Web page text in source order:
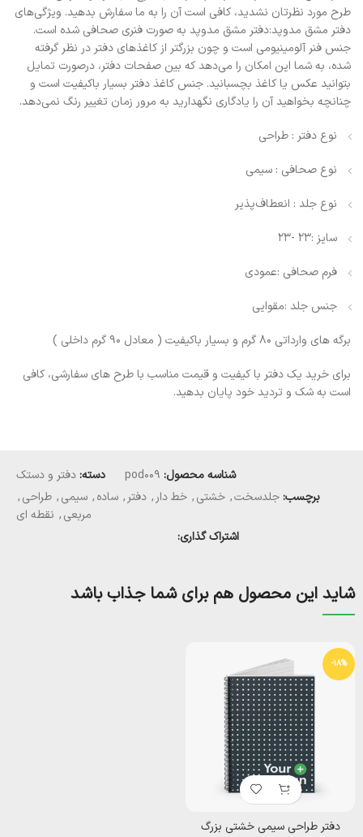
طرح مورد نظرتان نشدید، کافی است آن را به ما سفارش بدهید. ویژگی‌های
دفتر مشق مدوپد:دفتر مشق مدوپد به صورت فنری صحافی شده است.
جنس فنر آلومینیومی است و چون بزرگتر از کاغذهای دفتر در نظر گرفته
شده، به شما این امکان را می‌دهد که بین صفحات دفتر، درصورت تمایل
بتوانید عکس یا کاغذ بچسبانید. جنس کاغذ دفتر بسیار باکیفیت است و
چنانچه بخواهید آن را یادگاری نگهدارید به مرور زمان تغییر رنگ نمی‌دهد.
نوع دفتر : طراحی
نوع صحافی : سیمی
نوع جلد : انعطاف‌پذیر
سایز :23 -23
فرم صحافی :عمودی
جنس جلد :مقوایی
برگه های وارداتی 80 گرم و بسیار باکیفیت ( معادل 90 گرم داخلی )
برای خرید یک دفتر با کیفیت و قیمت مناسب با طرح های سفارشی، کافی
است به شک و تردید خود پایان بدهید.
شناسه محصول: pod009 دسته:دفتر و دستک
برچسب:جلدسخت, خشتی, خط دار , دفتر , ساده, سیمی, طراحی,
مربعی, نقطه ای
اشتراک گذاری:
شاید این محصول هم برای شما جذاب باشد
-18%
دفتر طراحی سیمی خشتی بزرگ